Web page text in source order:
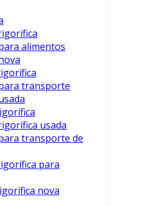
alimentos
transporte
usada
transporte de
para
nova